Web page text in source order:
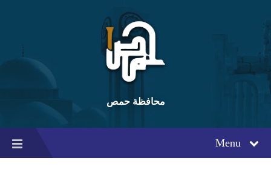
content
main
navigation
footer
محافظة حمص
Menu